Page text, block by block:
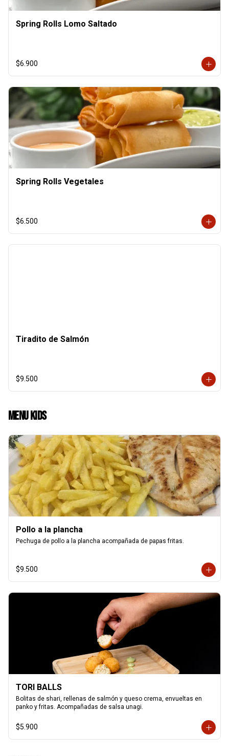
Spring Rolls Lomo Saltado
$6.900
Spring Rolls Vegetales
$6.500
Tiradito de Salmón
$9.500
Menu Kids
Pollo a la plancha
Pechuga de pollo a la plancha acompañada de papas fritas.
$9.500
TORI BALLS
Bolitas de shari, rellenas de salmón y queso crema, envueltas en
panko y fritas. Acompañadas de salsa unagi.
$5.900